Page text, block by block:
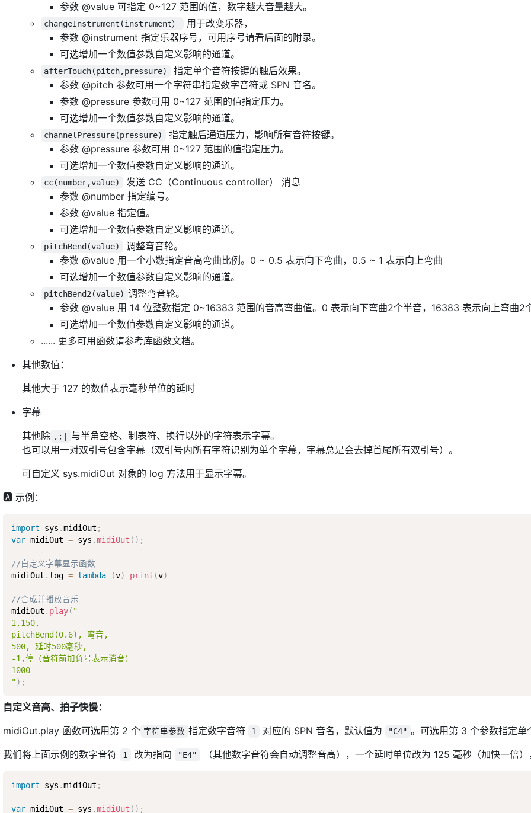
参数 @value 可指定 0~127 范围的值，数字越大音量越大。
changeInstrument(instrument）
用于改变乐器，
参数 @instrument 指定乐器序号，可用序号请看后面的附录。
可选增加一个数值参数自定义影响的通道。
afterTouch(pitch,pressure)
指定单个音符按键的触后效果。
参数 @pitch 参数可用一个字符串指定数字音符或 SPN 音名。
参数 @pressure 参数可用 0~127 范围的值指定压力。
可选增加一个数值参数自定义影响的通道。
channelPressure(pressure)
指定触后通道压力，影响所有音符按键。
参数 @pressure 参数可用 0~127 范围的值指定压力。
可选增加一个数值参数自定义影响的通道。
cc(number,value)
发送 CC（Continuous controller） 消息
参数 @number 指定编号。
参数 @value 指定值。
可选增加一个数值参数自定义影响的通道。
pitchBend(value)
调整弯音轮。
参数 @value 用一个小数指定音高弯曲比例。0 ~ 0.5 表示向下弯曲，0.5 ~ 1 表示向上弯曲
可选增加一个数值参数自定义影响的通道。
pitchBend2(value) 调整弯音轮。
参数 @value 用 14 位整数指定 0~16383 范围的音高弯曲值。0 表示向下弯曲2个半音，16383 表示向上弯曲2个
可选增加一个数值参数自定义影响的通道。
...... 更多可用函数请参考库函数文档。
其他数值：
其他大于 127 的数值表示毫秒单位的延时
字幕
其他除 ,;|
与半角空格、制表符、换行以外的字符表示字幕。
也可以用一对双引号包含字幕（双引号内所有字符识别为单个字幕，字幕总是会去掉首尾所有双引号）。
可自定义 sys.midiOut 对象的 log 方法用于显示字幕。
🅰 示例：
import sys .midiOut ;
var midiOut = sys .midiOut ( ) ;
//自定义字幕显示函数
midiOut . log = lambda (v) print (v)
//合成并播放音乐
midiOut . play( "
1,150,
pitchBend(0.6), 弯音,
500, 延时500毫秒,
-1,停（音符前加负号表示消音）
1000
") ;
自定义音高、拍子快慢：
midiOut.play 函数可选用第 2 个 字符串参数 指定数字音符 1 对应的 SPN 音名，默认值为 "C4" 。可选用第 3 个参数指定单
我们将上面示例的数字音符
1 改为指向 "E4" （其他数字音符会自动调整音高），一个延时单位改为 125 毫秒（加快一倍）
import sys .midiOut ;
var midiOut = sys .midiOut ( ) ;